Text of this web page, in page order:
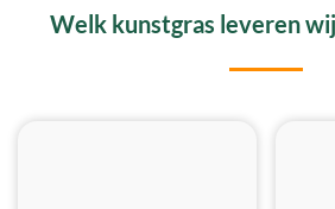
Welk kunstgras leveren